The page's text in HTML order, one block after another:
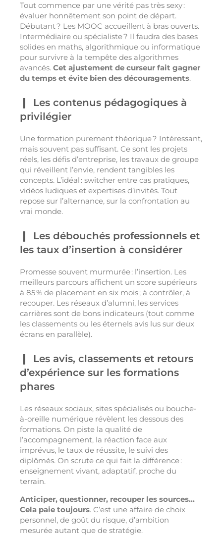
Tout commence par une vérité pas très sexy :
évaluer honnêtement son point de départ.
Débutant ? Les MOOC accueillent à bras ouverts.
Intermédiaire ou spécialiste ? Il faudra des bases
solides en maths, algorithmique ou informatique
pour survivre à la tempête des algorithmes
avancés. Cet ajustement de curseur fait gagner
du temps et évite bien des découragements.
Les contenus pédagogiques à
privilégier
Une formation purement théorique ? Intéressant,
mais souvent pas suffisant. Ce sont les projets
réels, les défis d’entreprise, les travaux de groupe
qui réveillent l’envie, rendent tangibles les
concepts. L’idéal : switcher entre cas pratiques,
vidéos ludiques et expertises d’invités. Tout
repose sur l’alternance, sur la confrontation au
vrai monde.
Les débouchés professionnels et
les taux d’insertion à considérer
Promesse souvent murmurée : l’insertion. Les
meilleurs parcours affichent un score supérieurs
à 85 % de placement en six mois ; à contrôler, à
recouper. Les réseaux d’alumni, les services
carrières sont de bons indicateurs (tout comme
les classements ou les éternels avis lus sur deux
écrans en parallèle).
Les avis, classements et retours
d’expérience sur les formations
phares
Les réseaux sociaux, sites spécialisés ou bouche-
à-oreille numérique révèlent les dessous des
formations. On piste la qualité de
l’accompagnement, la réaction face aux
imprévus, le taux de réussite, le suivi des
diplômés. On scrute ce qui fait la différence :
enseignement vivant, adaptatif, proche du
terrain.
Anticiper, questionner, recouper les sources…
Cela paie toujours. C’est une affaire de choix
personnel, de goût du risque, d’ambition
mesurée autant que de stratégie.